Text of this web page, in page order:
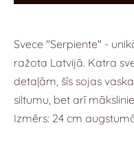
Svece "Serpiente" -
ražota Latvijā. Katra
detaļām, šīs sojas
siltumu, bet arī
Izmērs: 24 cm